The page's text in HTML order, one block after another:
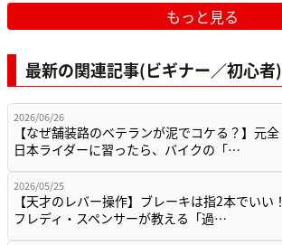
もっと見る
最新の関連記事(ビギナー／初心者)
2026/06/26
【なぜ舗装路のベテランが泥でコケる？】元全
日本ライダーに習ったら、バイクの「…
2026/05/25
【天才のレバー操作】ブレーキは指2本でいい！
フレディ・スペンサーが教える「過…